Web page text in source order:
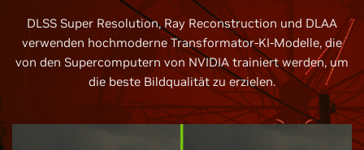
DLSS Super Resolution, Ray Reconstruction und DLAA
verwenden hochmoderne Transformator-KI-Modelle, die
von den Supercomputern von NVIDIA trainiert werden, um
die beste Bildqualität zu erzielen.